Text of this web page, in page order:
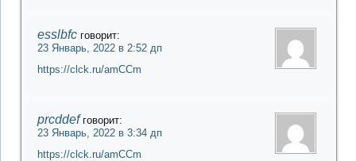
esslbfc говорит:
23 Январь, 2022 в 2:52 дп
https://clck.ru/amCCm
prcddef говорит:
23 Январь, 2022 в 3:34 дп
https://clck.ru/amCCm